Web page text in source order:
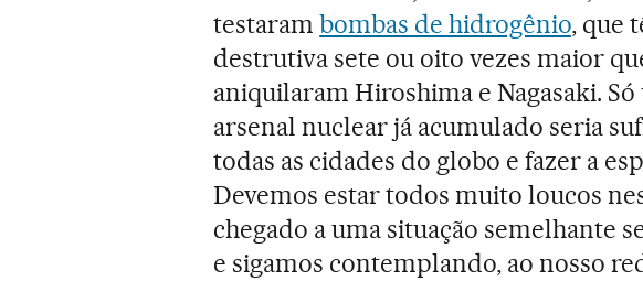
testarambombas de hidrogênio, que
destrutiva sete ou oito vezes maior
aniquilaram Hiroshima e Nagasaki.
arsenal nuclear já acumulado seria
todas as cidades do globo e fazer a
Devemos estar todos muito loucos
chegado a uma situação semelhante
e sigamos contemplando, ao nosso